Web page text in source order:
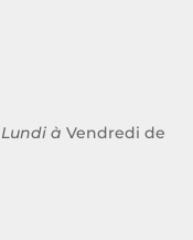
à Vendredi de